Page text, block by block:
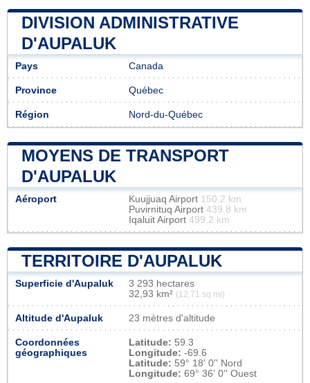
DIVISION ADMINISTRATIVE
D'AUPALUK
Pays Canada
Province Québec
Région Nord-du-Québec
MOYENS DE TRANSPORT
D'AUPALUK
Aéroport Kuujjuaq Airport 150.2 km
Puvirnituq Airport 439.8 km
Iqaluit Airport 499.2 km
TERRITOIRE D'AUPALUK
Superficie d'Aupaluk
3 293 hectares
32,93 km² (12,71 sq mi)
Altitude d'Aupaluk 23 mètres d'altitude
Coordonnées
géographiques
Latitude: 59.3
Longitude: -69.6
Latitude: 59° 18' 0'' Nord
Longitude: 69° 36' 0'' Ouest